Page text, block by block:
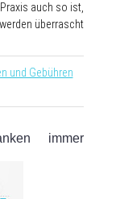
auch so ist,
überrascht
und Gebühren
immer